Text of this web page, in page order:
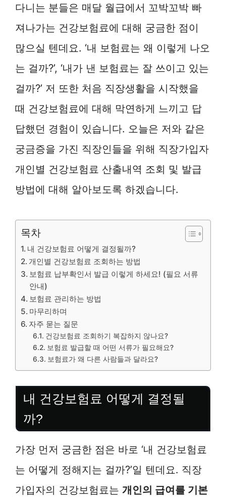
다니는 분들은 매달 월급에서 꼬박꼬박 빠
져나가는 건강보험료에 대해 궁금한 점이
많으실 텐데요. ‘내 보험료는 왜 이렇게 나오
는 걸까?’, ‘내가 낸 보험료는 잘 쓰이고 있는
걸까?’ 저 또한 처음 직장생활을 시작했을
때 건강보험료에 대해 막연하게 느끼고 답
답했던 경험이 있습니다. 오늘은 저와 같은
궁금증을 가진 직장인들을 위해 직장가입자
개인별 건강보험료 산출내역 조회 및 발급
방법에 대해 알아보도록 하겠습니다.
목차
내 건강보험료 어떻게 결정될까?
개인별 건강보험료 조회하는 방법
보험료 납부확인서 발급 이렇게 하세요! (필요 서류
안내)
보험료 관리하는 방법
마무리하며
자주 묻는 질문
건강보험료 조회하기 복잡하지 않나요?
보험료 발급할 때 어떤 서류가 필요해요?
보험료가 왜 다른 사람들과 달라요?
내 건강보험료 어떻게 결정될
까?
가장 먼저 궁금한 점은 바로 ‘내 건강보험료
는 어떻게 정해지는 걸까?’일 텐데요. 직장
가입자의 건강보험료는 개인의 급여를 기본